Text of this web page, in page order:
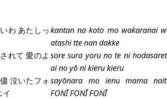
わ あたしっ
れて 愛のよ
泣いたフォ
kantan na koto mo wakaranai
atashi tte nan dakke
sore sura yoru no te ni
ai no yō ni kieru kieru
sayōnara mo ienu mama
FONĪ FONĪ FONĪ